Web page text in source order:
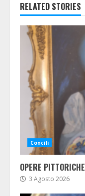
RELATED STORIES
Concili
OPERE PITTORICHE
3 Agosto 2026